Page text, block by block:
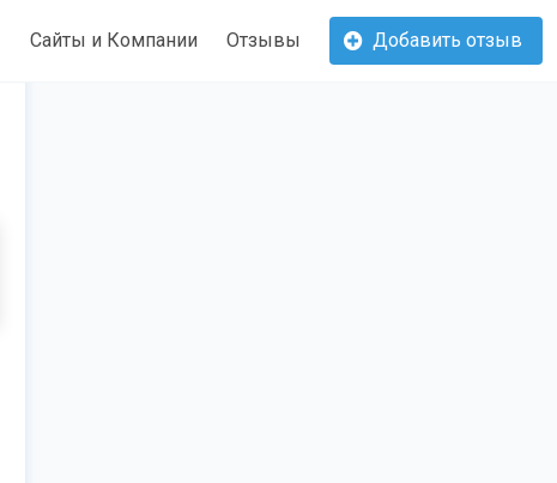
Сайты и Компании Отзывы Добавить отзыв